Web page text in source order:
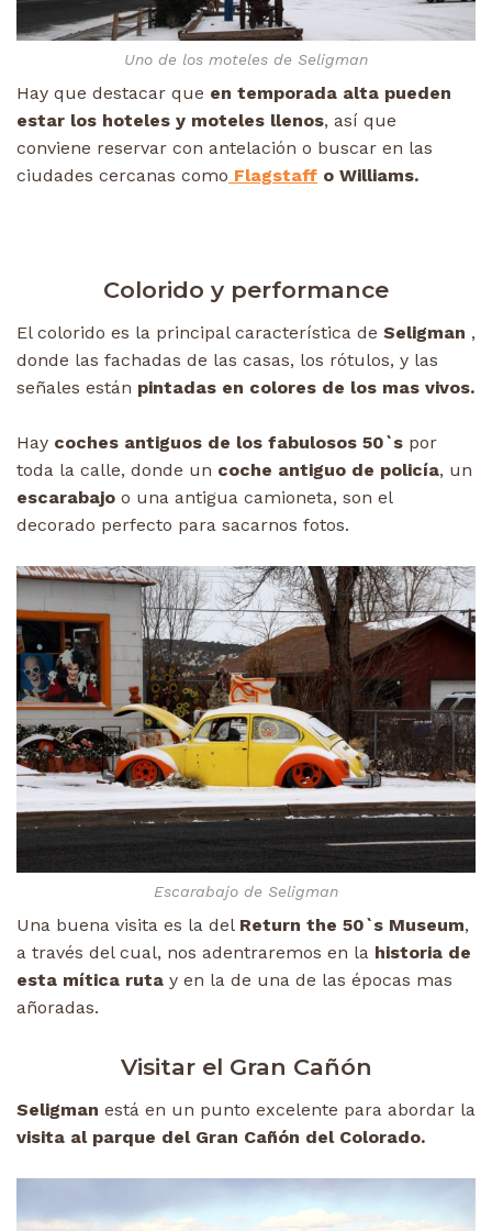
Uno de los moteles de Seligman
Hay que destacar que en temporada alta pueden
estar los hoteles y moteles llenos, así que
conviene reservar con antelación o buscar en las
ciudades cercanas como Flagstaff o Williams.
Colorido y performance
El colorido es la principal característica de Seligman ,
donde las fachadas de las casas, los rótulos, y las
señales están pintadas en colores de los mas vivos.
Hay coches antiguos de los fabulosos 50`s por
toda la calle, donde un coche antiguo de policía, un
escarabajo o una antigua camioneta, son el
decorado perfecto para sacarnos fotos.
Escarabajo de Seligman
Una buena visita es la del Return the 50`s Museum,
a través del cual, nos adentraremos en la historia de
esta mítica ruta y en la de una de las épocas mas
añoradas.
Visitar el Gran Cañón
Seligman está en un punto excelente para abordar la
visita al parque del Gran Cañón del Colorado.